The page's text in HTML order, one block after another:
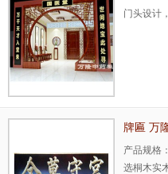
门头设计
牌匾 万
产品规格
选桐木实